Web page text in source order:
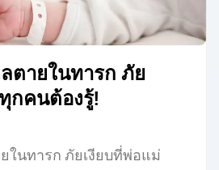
ตายในทารก ภัย
กคนต้องรู้!
ในทารก ภัยเงียบที่พ่อแม่